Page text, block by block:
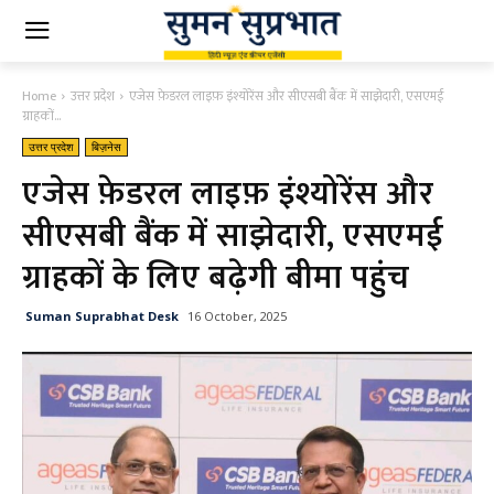
Home उत्तर प्रदेश
एजेस फ़ेडरल लाइफ़ इंश्योरेंस और सीएसबी बैंक में साझेदारी, एसएमई
ग्राहकों...
उत्तर प्रदेश बिज़नेस
एजेस फ़ेडरल लाइफ़ इंश्योरेंस और
सीएसबी बैंक में साझेदारी, एसएमई
ग्राहकों के लिए बढ़ेगी बीमा पहुंच
Suman Suprabhat Desk 16 October, 2025